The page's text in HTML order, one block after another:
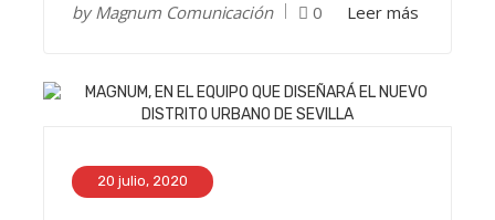
byMagnum Comunicación 0 Leer más
20 julio, 2020